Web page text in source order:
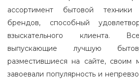
ассортимент бытовой
брендов, способный
взыскательного клиента.
выпускающие лучшую
разместившиеся на сайте, своим
завоевали популярность и